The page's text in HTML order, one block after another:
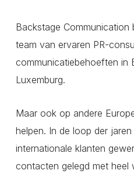
Backstage
team van ervaren PR-
communicatiebehoeften in
Luxemburg.
Maar ook op andere
helpen. In de loop der
internationale klanten
contacten gelegd met heel